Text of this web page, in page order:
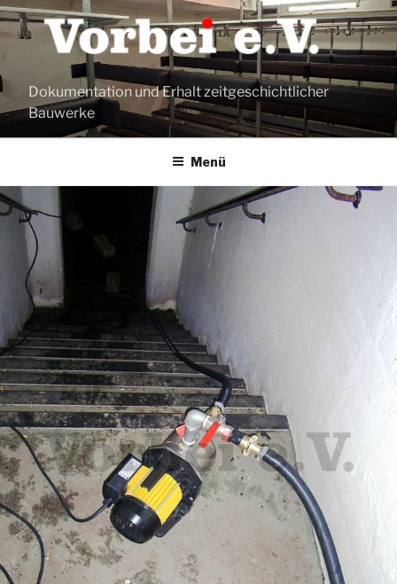
Zum
Inhalt
springen
Dokumentation und Erhalt zeitgeschichtlicher
Bauwerke
Menü